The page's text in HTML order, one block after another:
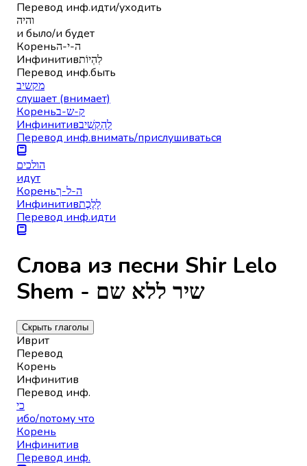
Перевод инф.идти/уходить
והיה
и было/и будет
Кореньה-י-ה
Инфинитивלִהְיוֹת
Перевод инф.быть
מקשיב
слушает (внимает)
Кореньק-ש-ב
Инфинитивלְהַקְשִׁיב
Перевод инф.внимать/прислушиваться
הולכים
идут
Кореньה-ל-ך
Инфинитивלָלֶכֶת
Перевод инф.идти
Слова из песни Shir Lelo
Shem - שיר ללא שם
Скрыть глаголы
Иврит
Перевод
Корень
Инфинитив
Перевод инф.
כי
ибо/потому что
Корень
Инфинитив
Перевод инф.